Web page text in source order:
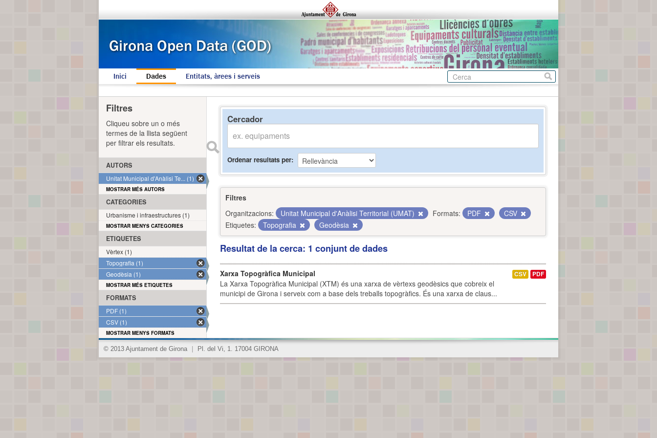
Inici Dades Entitats, àrees i serveis
Cercador
Ordenar resultats per
Filtres
Organitzacions:
Unitat Municipal d'Anàlisi Territorial (UMAT) Formats: PDF
CSV
Etiquetes:
Topografia Geodèsia
Resultat de la cerca: 1 conjunt de dades
Xarxa Topogràfica Municipal
La Xarxa Topogràfica Municipal (XTM) és una xarxa de vèrtexs geodèsics que cobreix el
municipi de Girona i serveix com a base dels treballs topogràfics. És una xarxa de claus...
CSV PDF
Filtres
Cliqueu sobre un o més
termes de la llista següent
per filtrar els resultats.
AUTORS
Unitat Municipal d'Anàlisi Te... (1)
MOSTRAR MÉS AUTORS
CATEGORIES
Urbanisme i infraestructures (1)
MOSTRAR MENYS CATEGORIES
ETIQUETES
Vèrtex (1)
Topografia (1)
Geodèsia (1)
MOSTRAR MÉS ETIQUETES
FORMATS
PDF (1)
CSV (1)
MOSTRAR MENYS FORMATS
© 2013 Ajuntament de Girona Pl. del Vi, 1. 17004 GIRONA